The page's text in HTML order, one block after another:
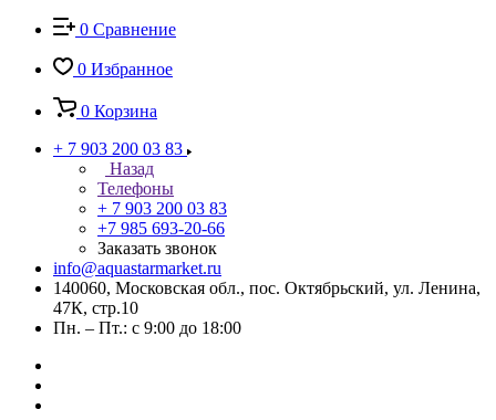
0 Сравнение
0 Избранное
0 Корзина
+ 7 903 200 03 83
Назад
Телефоны
+ 7 903 200 03 83
+7 985 693-20-66
Заказать звонок
info@aquastarmarket.ru
140060, Московская обл., пос. Октябрьский, ул. Ленина,
47К, стр.10
Пн. – Пт.: с 9:00 до 18:00